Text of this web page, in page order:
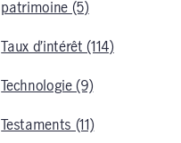
patrimoine (5)
Taux d’intérêt (114)
Technologie (9)
Testaments (11)